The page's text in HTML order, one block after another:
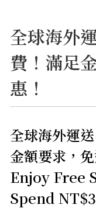
全球海外
費！滿足
惠！
全球海外運
金額要求，
Enjoy Free
Spend